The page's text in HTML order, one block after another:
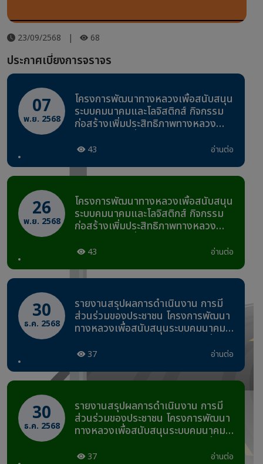
23/09/2568 | 68
ประกาศเบี่ยงการจราจร
07
พ.ย. 2568
โครงการพัฒนาทางหลวงเพื่อสนับสนุน
ระบบคมนาคมและโลจิสติกส์ กิจกรรม
ก่อสร้างเพิ่มประสิทธิภาพทางหลวง
หมายเลข 3342 ตอนควบคุม 0100
กม.6+642.32 - กม.7+610
43 อ่านต่อ
26
พ.ย. 2568
โครงการพัฒนาทางหลวงเพื่อสนับสนุน
ระบบคมนาคมและโลจิสติกส์ กิจกรรม
ก่อสร้างเพิ่มประสิทธิภาพทางหลวง
ทางแยก ทางหลวงหมายเลข 3306
สระกระโจม ระหว่าง กม.6+900 -
43 อ่านต่อ
30
ธ.ค. 2568
รายงานสรุปผลการดำเนินงาน การมี
ส่วนร่วมของประชาชน โครงการพัฒนา
ทางหลวงเพื่อสนับสนุนระบบคมนาคม
ประสิทธิภาพทางหลวง งานก่อสร้าง
ทางหลวงหมายเลข 3306 ตอนควบคุม
ระหว่าง กม.6+900 - กม.7+800 ระยะ
ทาง 0.900 กิโลเมตร
37 อ่านต่อ
30
ธ.ค. 2568
รายงานสรุปผลการดำเนินงาน การมี
ส่วนร่วมของประชาชน โครงการพัฒนา
ทางหลวงเพื่อสนับสนุนระบบคมนาคม
ประสิทธิภาพทางหลวง งานก่อสร้าง
37 อ่านต่อ